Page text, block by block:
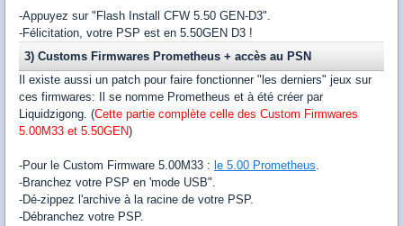
-Appuyez sur "Flash Install CFW 5.50 GEN-D3".
-Félicitation, votre PSP est en 5.50GEN D3 !
3) Customs Firmwares Prometheus + accès au PSN
Il existe aussi un patch pour faire fonctionner "les derniers" jeux sur
ces firmwares: Il se nomme Prometheus et à été créer par
Liquidzigong. (Cette partie complète celle des Custom Firmwares
5.00M33 et 5.50GEN)
-Pour le Custom Firmware 5.00M33 : le 5.00 Prometheus.
-Branchez votre PSP en 'mode USB".
-Dé-zippez l'archive à la racine de votre PSP.
-Débranchez votre PSP.